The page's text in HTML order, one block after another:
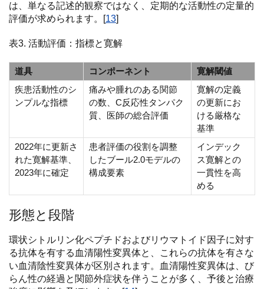
は、単なる記述的観察ではなく、定期的な活動性の定量的
評価が求められます。[13]
表3. 活動評価：指標と寛解
道具 コンポーネント
寛解閾値
疾患活動性のシ
ンプルな指標
痛みや腫れのある関節
の数、C反応性タンパク
質、医師の総合評価
寛解の定義
の更新にお
ける厳格な
基準
2022年に更新さ
れた寛解基準、
2023年に確定
患者評価の役割を調整
したブール2.0モデルの
構成要素
インデック
ス寛解との
一貫性を高
める
形態と段階
環状シトルリン化ペプチドおよびリウマトイド因子に対す
る抗体を有する血清陽性変異体と、これらの抗体を有さな
い血清陰性変異体が区別されます。血清陽性変異体は、び
らん性の経過と関節外症状を伴うことが多く、予後と治療